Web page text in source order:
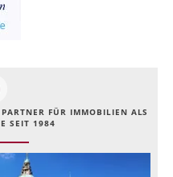
FÜR IMMOBILIEN ALS
SEIT 1984